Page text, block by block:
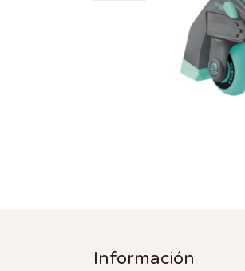
Información